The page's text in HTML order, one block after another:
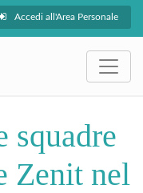
Accedi all'Area Personale
squadre
Zenit nel